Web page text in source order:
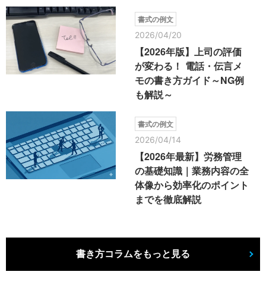
書式の例文
2026/04/20
【2026年版】上司の評価
が変わる！ 電話・伝言メ
モの書き方ガイド～NG例
も解説～
書式の例文
2026/04/14
【2026年最新】労務管理
の基礎知識｜業務内容の全
体像から効率化のポイント
までを徹底解説
書き方コラムをもっと見る